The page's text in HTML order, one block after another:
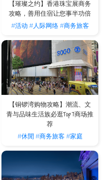
【璀璨之约】香港珠宝展商务
攻略，善用住宿让您事半功倍
#活动 #人际网络 #商务旅客
【铜锣湾购物攻略】潮流、文
青与品味生活族必逛Top 7商场推
荐
#休閒 #商务旅客 #家庭